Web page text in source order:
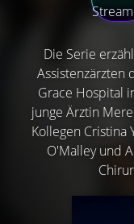
Die Serie
Assistenzärzten
Grace Hospital
junge Ärztin
Kollegen Cristina
O'Malley und